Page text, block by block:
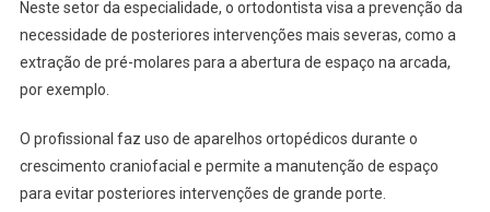
Neste setor da especialidade, o ortodontista visa a prevenção da
necessidade de posteriores intervenções mais severas, como a
extração de pré-molares para a abertura de espaço na arcada,
por exemplo.
O profissional faz uso de aparelhos ortopédicos durante o
crescimento craniofacial e permite a manutenção de espaço
para evitar posteriores intervenções de grande porte.